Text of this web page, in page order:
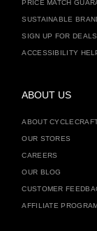
PRICE MATCH
SUSTAINABLE
SIGN UP FOR DEALS
ACCESSIBILITY
ABOUT US
ABOUT
OUR STORES
CAREERS
OUR BLOG
CUSTOMER
AFFILIATE